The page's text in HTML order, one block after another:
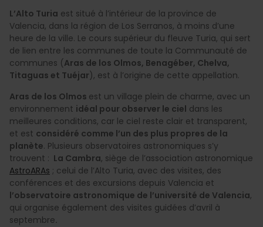
L’Alto Turia est situé à l’intérieur de la province de
Valencia, dans la région de Los Serranos, à moins d’une
heure de la ville. Le cours supérieur du fleuve Turia, qui sert
de lien entre les communes de toute la Communauté de
communes (Aras de los Olmos, Benagéber, Chelva,
Titaguas et Tuéjar), est à l’origine de cette appellation.
Aras de los Olmos est un village plein de charme, avec un
environnement idéal pour observer le ciel dans les
meilleures conditions, car le ciel reste clair et transparent,
et est considéré comme l’un des plus propres de la
planète. Plusieurs observatoires astronomiques s’y
trouvent : La Cambra, siège de l’association astronomique
AstroARAs ; celui de l’Alto Turia, avec des visites, des
conférences et des excursions depuis Valencia et
l’observatoire astronomique de l’université de Valencia,
qui organise également des visites guidées d’avril à
septembre.